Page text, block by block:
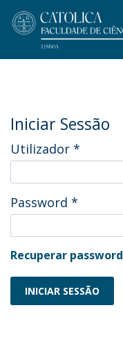
Iniciar Sessão
Utilizador *
Password *
Recuperar password
INICIAR SESSÃO